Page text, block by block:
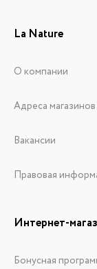
La Nature
О компании
Адреса магазинов
Вакансии
Правовая
Интернет-
Бонусная